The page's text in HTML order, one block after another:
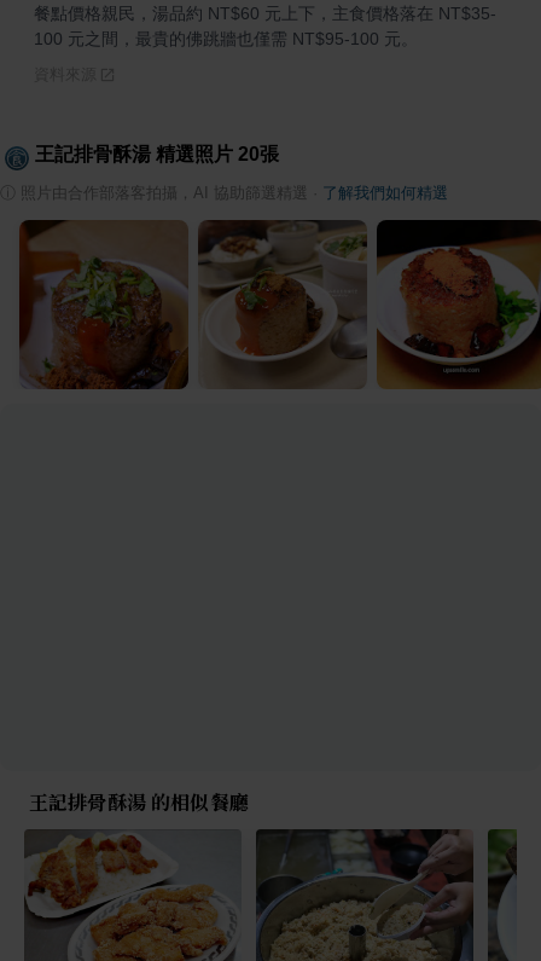
餐點價格親民，湯品約 NT$60 元上下，主食價格落在 NT$35-
100 元之間，最貴的佛跳牆也僅需 NT$95-100 元。
王記排骨酥湯 精選照片 20張
照片由合作部落客拍攝，AI 協助篩選精選 了解我們如何精選
王記排骨酥湯 的相似餐廳